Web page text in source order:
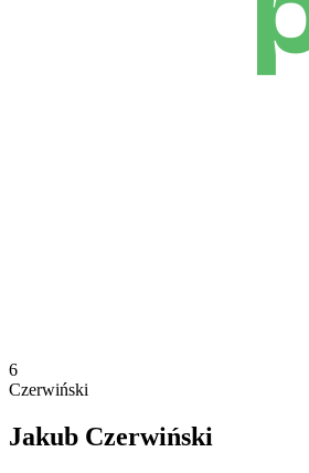
6
Czerwiński
Jakub Czerwiński